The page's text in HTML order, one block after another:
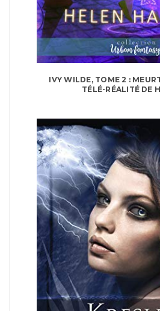
IVY WILDE, TOME 2 :
TÉLÉ-RÉALITÉ DE